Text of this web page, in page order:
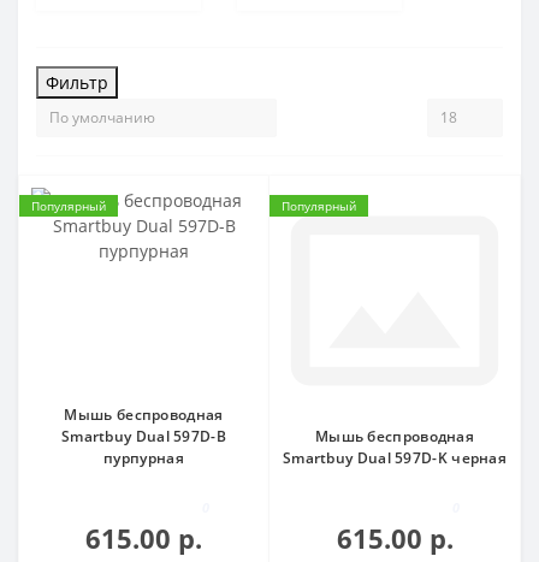
Фильтр
Популярный
Мышь беспроводная
Smartbuy Dual 597D-B
пурпурная
615.00 р.
Популярный
Мышь беспроводная
Smartbuy Dual 597D-K черная
615.00 р.